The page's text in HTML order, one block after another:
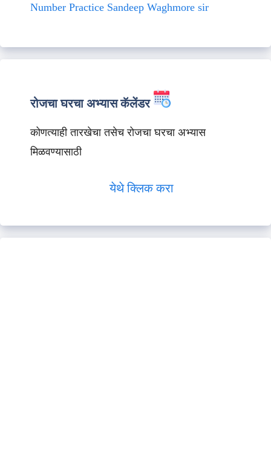
Number Practice Sandeep Waghmore sir
रोजचा घरचा अभ्यास कॅलेंडर
कोणत्याही तारखेचा तसेच रोजचा घरचा अभ्यास
मिळवण्यासाठी
येथे क्लिक करा